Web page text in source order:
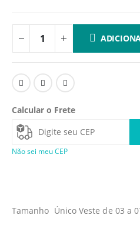
Calcular o Frete
Não sei meu CEP
Tamanho Único Veste de 03 a